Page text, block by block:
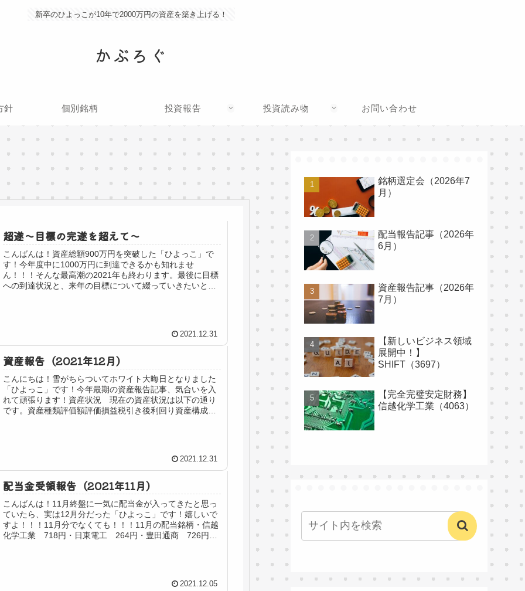
新卒のひよっこが10年で2000万円の資産を築き上げる！
かぶろぐ
針 個別銘柄 投資報告 投資読み物 お問い合わせ
超遂～目標の完遂を超えて～
こんばんは！資産総額900万円を突破した「ひよっこ」で
す！今年度中に1000万円に到達できるかも知れませ
ん！！！そんな最高潮の2021年も終わります。最後に目標
への到達状況と、来年の目標について綴っていきたいと思
2021.12.31
資産報告（2021年12月）
こんにちは！雪がちらついてホワイト大晦日となりました
「ひよっこ」です！今年最期の資産報告記事、気合いを入
れて頑張ります！資産状況 現在の資産状況は以下の通り
です。資産種類評価額評価損益税引き後利回り資産構成率
2021.12.31
配当金受領報告（2021年11月）
こんばんは！11月終盤に一気に配当金が入ってきたと思っ
ていたら、実は12月分だった「ひよっこ」です！嬉しいで
すよ！！！11月分でなくても！！！11月の配当銘柄・信越
化学工業 718円・日東電工 264円・豊田通商 726円・
2021.12.05
銘柄選定会（2026年7
月）
配当報告記事（2026年
6月）
資産報告記事（2026年
7月）
【新しいビジネス領域
展開中！】
SHIFT（3697）
【完全完璧安定財務】
信越化学工業（4063）